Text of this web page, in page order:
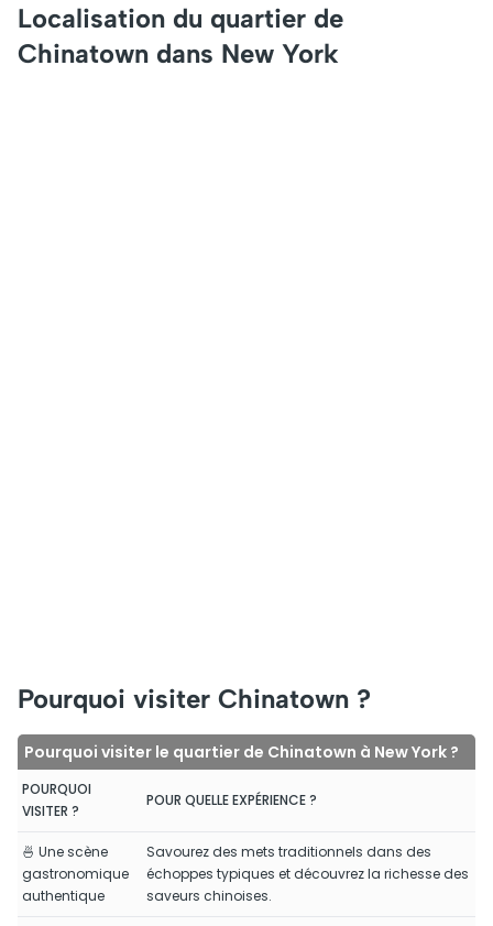
Localisation du quartier de
Chinatown dans New York
Pourquoi visiter Chinatown ?
Pourquoi visiter le quartier de Chinatown à New York ?
POURQUOI
VISITER ?
POUR QUELLE EXPÉRIENCE ?
🍜 Une scène
gastronomique
authentique
Savourez des mets traditionnels dans des
échoppes typiques et découvrez la richesse des
saveurs chinoises.